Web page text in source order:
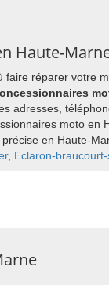
Haute-
réparer votre
adresses,
moto en
en Haute-
, Eclaron-